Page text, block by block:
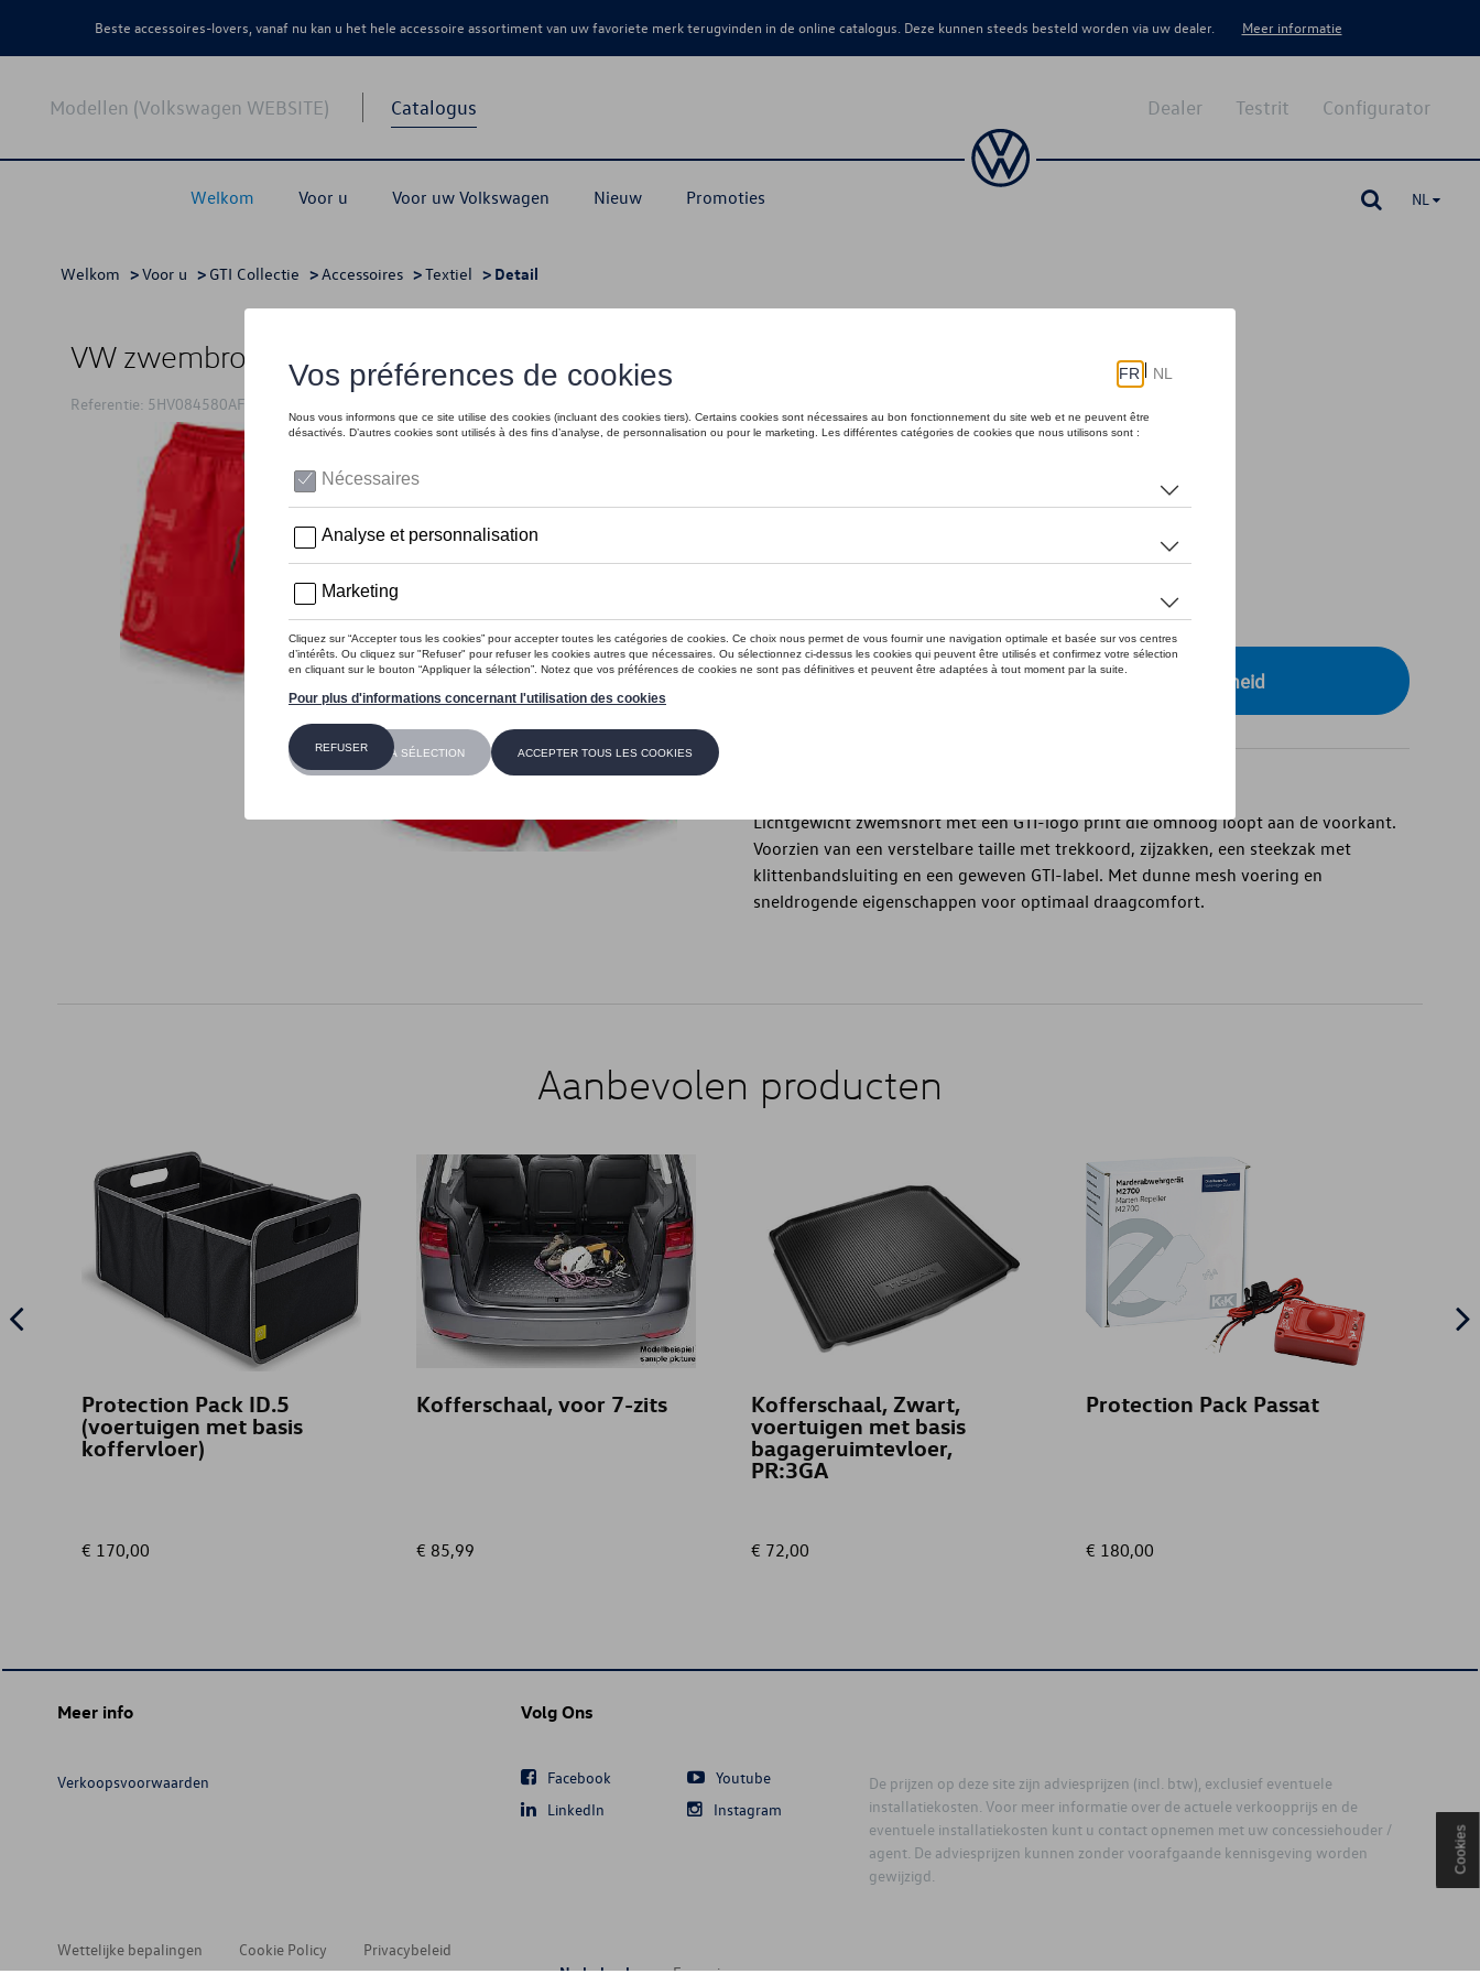
Beste accessoires-lovers, vanaf nu kan u het hele accessoire assortiment van uw favoriete merk terugvinden in de online catalogus. Deze kunnen steeds besteld worden via uw dealer. Meer informatie
Modellen (Volkswagen WEBSITE) Catalogus
Welkom Voor u Voor uw Volkswagen Nieuw Promoties
Configurator
Testrit
Dealer
NL
Welkom >Voor u > GTI Collectie >Accessoires >Textiel > Detail
VW zwembroek GTI, rood
Referentie: 5HV084580AF645
Dit product is momenteel niet op stock
Contacteer uw dealer voor beschikbaarheid
Lichtgewicht zwemshort met een GTI-logo print die omhoog loopt aan de voorkant.
Voorzien van een verstelbare taille met trekkoord, zijzakken, een steekzak met
klittenbandsluiting en een geweven GTI-label. Met dunne mesh voering en
sneldrogende eigenschappen voor optimaal draagcomfort.
Aanbevolen producten
Protection Pack ID.5
(voertuigen met basis
koffervloer)
€ 170,00
Kofferschaal, voor 7-zits
€ 85,99
Kofferschaal, Zwart,
voertuigen met basis
bagageruimtevloer,
PR:3GA
€ 72,00
Protection Pack Passat
€ 180,00
Meer info
Verkoopsvoorwaarden
Volg Ons
Facebook
Youtube
LinkedIn
Instagram
De prijzen op deze site zijn adviesprijzen (incl. btw), exclusief eventuele
installatiekosten. Voor meer informatie over de actuele verkoopprijs en de
eventuele installatiekosten kunt u contact opnemen met uw concessiehouder /
agent. De adviesprijzen kunnen zonder voorafgaande kennisgeving worden
gewijzigd.
Wettelijke bepalingen Cookie Policy
Privacybeleid
Cookies